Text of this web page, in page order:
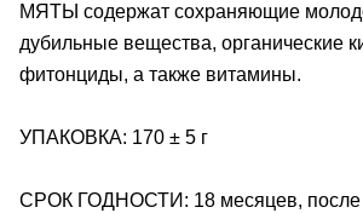
МЯТЫ содержат сохраняющие
дубильные вещества, органические
фитонциды, а также витамины.
УПАКОВКА: 170 ± 5 г
СРОК ГОДНОСТИ: 18 месяцев, после